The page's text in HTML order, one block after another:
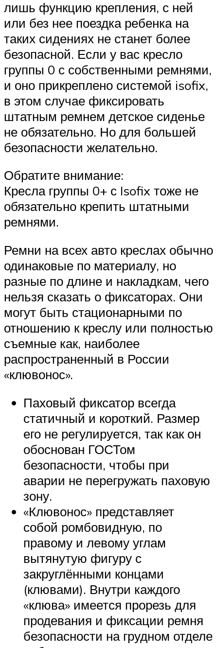
лишь функцию крепления, с ней
или без нее поездка ребенка на
таких сидениях не станет более
безопасной. Если у вас кресло
группы 0 с собственными ремнями,
и оно прикреплено системой isofix,
в этом случае фиксировать
штатным ремнем детское сиденье
не обязательно. Но для большей
безопасности желательно.
Обратите внимание:
Кресла группы 0+ с Isofix тоже не
обязательно крепить штатными
ремнями.
Ремни на всех авто креслах обычно
одинаковые по материалу, но
разные по длине и накладкам, чего
нельзя сказать о фиксаторах. Они
могут быть стационарными по
отношению к креслу или полностью
съемные как, наиболее
распространенный в России
«клювонос».
Паховый фиксатор всегда
статичный и короткий. Размер
его не регулируется, так как он
обоснован ГОСТом
безопасности, чтобы при
аварии не перегружать паховую
зону.
«Клювонос» представляет
собой ромбовидную, по
правому и левому углам
вытянутую фигуру с
закруглёнными концами
(клювами). Внутри каждого
«клюва» имеется прорезь для
продевания и фиксации ремня
безопасности на грудном отделе